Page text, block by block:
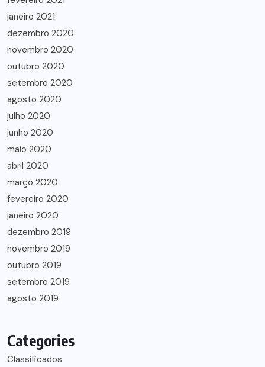
janeiro 2021
dezembro 2020
novembro 2020
outubro 2020
setembro 2020
agosto 2020
julho 2020
junho 2020
maio 2020
abril 2020
março 2020
fevereiro 2020
janeiro 2020
dezembro 2019
novembro 2019
outubro 2019
setembro 2019
agosto 2019
Categories
Classificados